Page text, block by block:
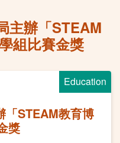
主辦「STEAM
組比賽金獎
Education
「STEAM教育博
獎